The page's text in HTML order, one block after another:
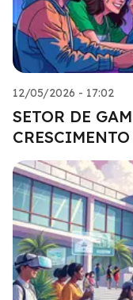
12/05/2026 - 17:02
SETOR DE